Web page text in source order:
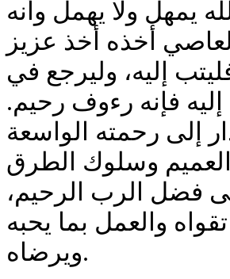
يمهل ولا يهمل وأنه
أخذه أخذ عزيز
إليه، وليرجع في
فإنه رءوف رحيم.
إلى رحمته الواسعة
وسلوك الطرق
فضل الرب الرحيم،
تقواه والعمل بما يحبه
ويرضاه.